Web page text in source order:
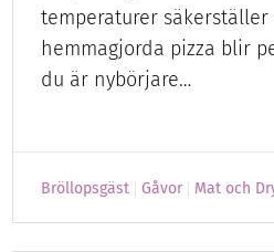
temperaturer
hemmagjorda pizza blir
du är nybörjare…
Bröllopsgäst Gåvor Mat och